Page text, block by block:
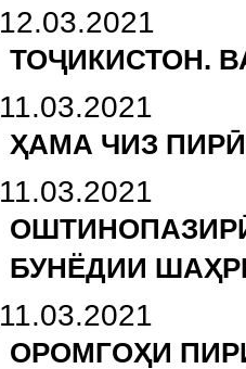
12.03.2021
ТОҶИКИСТОН.
11.03.2021
ҲАМА ЧИЗ
11.03.2021
БУНЁДИИ
11.03.2021
ОРОМГОҲИ